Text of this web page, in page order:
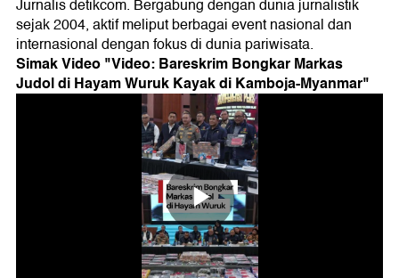
Simak Video "Video: Bareskrim Bongkar Markas
Judol di Hayam Wuruk Kayak di Kamboja-Myanmar"